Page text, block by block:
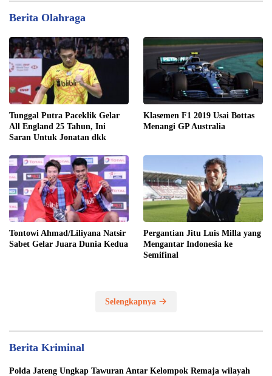
Berita Olahraga
Tunggal Putra Paceklik Gelar
All England 25 Tahun, Ini
Saran Untuk Jonatan dkk
Klasemen F1 2019 Usai Bottas
Menangi GP Australia
Tontowi Ahmad/Liliyana Natsir
Sabet Gelar Juara Dunia Kedua
Pergantian Jitu Luis Milla yang
Mengantar Indonesia ke
Semifinal
Selengkapnya
Berita Kriminal
Polda Jateng Ungkap Tawuran Antar Kelompok Remaja wilayah